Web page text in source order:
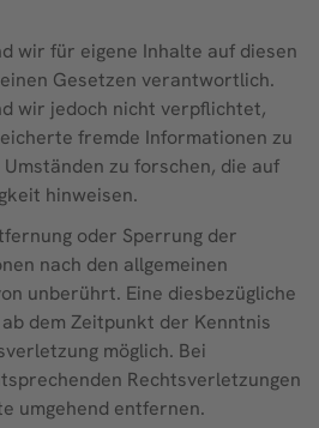
wir für eigene Inhalte auf diesen
Gesetzen verantwortlich.
wir jedoch nicht verpflichtet,
fremde Informationen zu
zu forschen, die auf
hinweisen.
oder Sperrung der
nach den allgemeinen
unberührt. Eine diesbezügliche
dem Zeitpunkt der Kenntnis
möglich. Bei
Rechtsverletzungen
umgehend entfernen.